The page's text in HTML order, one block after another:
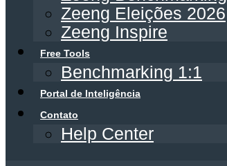
Zeeng Eleições 2026
Zeeng Inspire
Free Tools
Benchmarking 1:1
Portal de Inteligência
Contato
Help Center